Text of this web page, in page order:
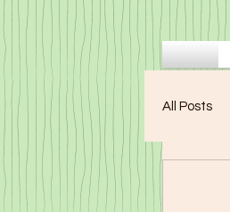
All Posts